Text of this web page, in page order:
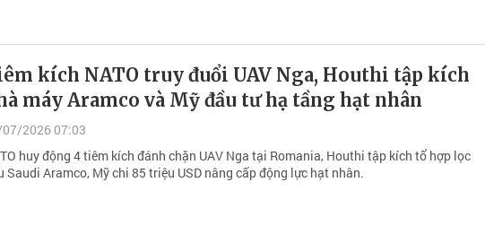
kích NATO truy đuổi UAV Nga, Houthi tập kích
máy Aramco và Mỹ đầu tư hạ tầng hạt nhân
2026 07:03
huy động 4 tiêm kích đánh chặn UAV Nga tại Romania, Houthi tập kích tổ hợp lọc
Saudi Aramco, Mỹ chi 85 triệu USD nâng cấp động lực hạt nhân.